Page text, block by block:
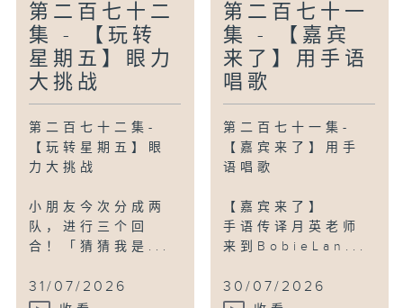
第二百七十二
集 - 【玩转
星期五】眼力
大挑战
第二百七十二集-
【玩转星期五】眼
力大挑战
小朋友今次分成两
队，进行三个回
合！「猜猜我是...
31/07/2026
第二百七十一
集 - 【嘉宾
来了】用手语
唱歌
第二百七十一集-
【嘉宾来了】用手
语唱歌
【嘉宾来了】
手语传译月英老师
来到BobieLan...
30/07/2026